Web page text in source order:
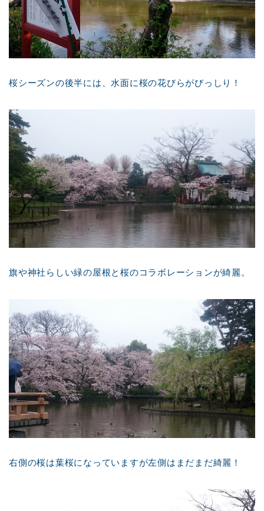
桜シーズンの後半には、水面に桜の花びらがびっしり！
旗や神社らしい緑の屋根と桜のコラボレーションが綺麗。
右側の桜は葉桜になっていますが左側はまだまだ綺麗！